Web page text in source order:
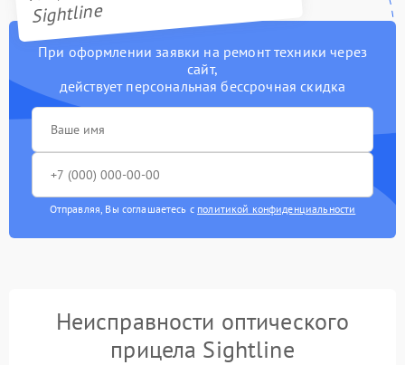
Sightline
При оформлении заявки на ремонт техники через
сайт,
действует персональная бессрочная скидка
Отправляя, Вы соглашаетесь с политикой конфиденциальности
Неисправности оптического
прицела Sightline